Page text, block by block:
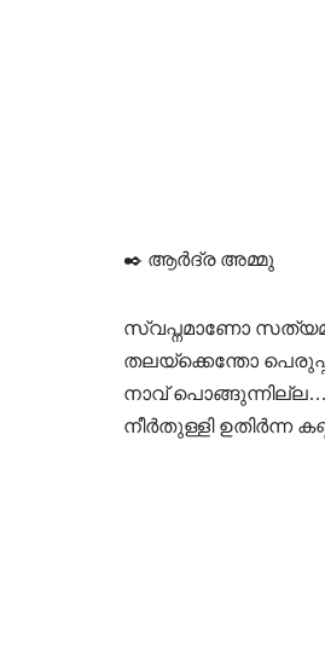
✒️ ആർദ്ര അമ്മു
സ്വപ്നമാണോ
തലയ്ക്കെന്തോ
നാവ്
നീർതുള്ളി ഉതിർന്ന